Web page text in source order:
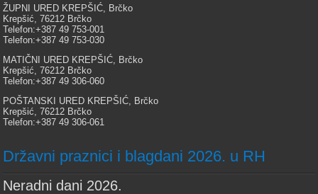
ŽUPNI URED KREPŠIĆ, Brčko
Krepšić, 76212 Brčko
Telefon:+387 49 753-001
Telefon:+387 49 753-030
MATIČNI URED KREPŠIĆ, Brčko
Krepšić, 76212 Brčko
Telefon:+387 49 306-060
POŠTANSKI URED KREPŠIĆ, Brčko
Krepšić, 76212 Brčko
Telefon:+387 49 306-061
Državni praznici i blagdani 2026. u RH
Neradni dani 2026.